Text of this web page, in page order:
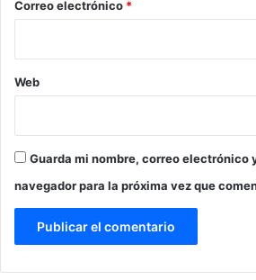
*
Correo electrónico *
Web
Guarda mi nombre, correo electrónico
navegador para la próxima vez que